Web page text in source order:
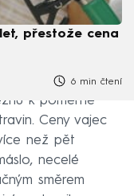
přestože cena
6 min čtení
k poměrně
Ceny vajec
než pět
necelé
směrem